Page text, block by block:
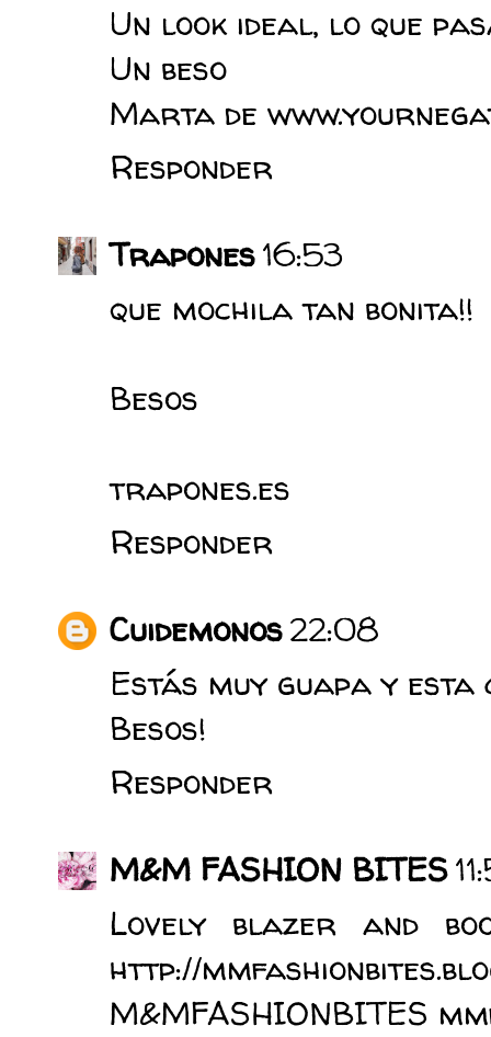
Un look ideal, lo que
Un beso
Marta de
Responder
Trapones16:53
que mochila tan bonita!!
Besos
trapones.es
Responder
Cuidemonos22:08
Estás muy guapa y esta
Besos!
Responder
M&M FASHION BITES
Lovely blazer and
http://
M&MFASHIONBITES